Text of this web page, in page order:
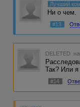
Лучший
Ни о чем.
#13
DELETED
Так? Или я
#14